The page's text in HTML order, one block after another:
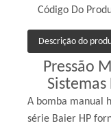
Código Do
Descrição do
Pressão
A bomba manual
série Baier HP